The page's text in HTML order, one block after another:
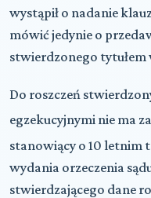
wystąpił o nadanie
mówić jedynie o
stwierdzonego
Do roszczeń
egzekucyjnymi nie ma
stanowiący o 10 letnim
wydania orzeczenia
stwierdzającego dane